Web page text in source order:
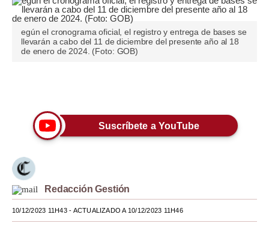
Opinión
Editorial
Tendencias
Lujo
Viajes
Moda
Estilos
egún el cronograma oficial, el registro y entrega de bases se
llevarán a cabo del 11 de diciembre del presente año al 18
de enero de 2024. (Foto: GOB)
Suscríbete a YouTube
Redacción Gestión
10/12/2023 11H43- ACTUALIZADO A 10/12/2023 11H46